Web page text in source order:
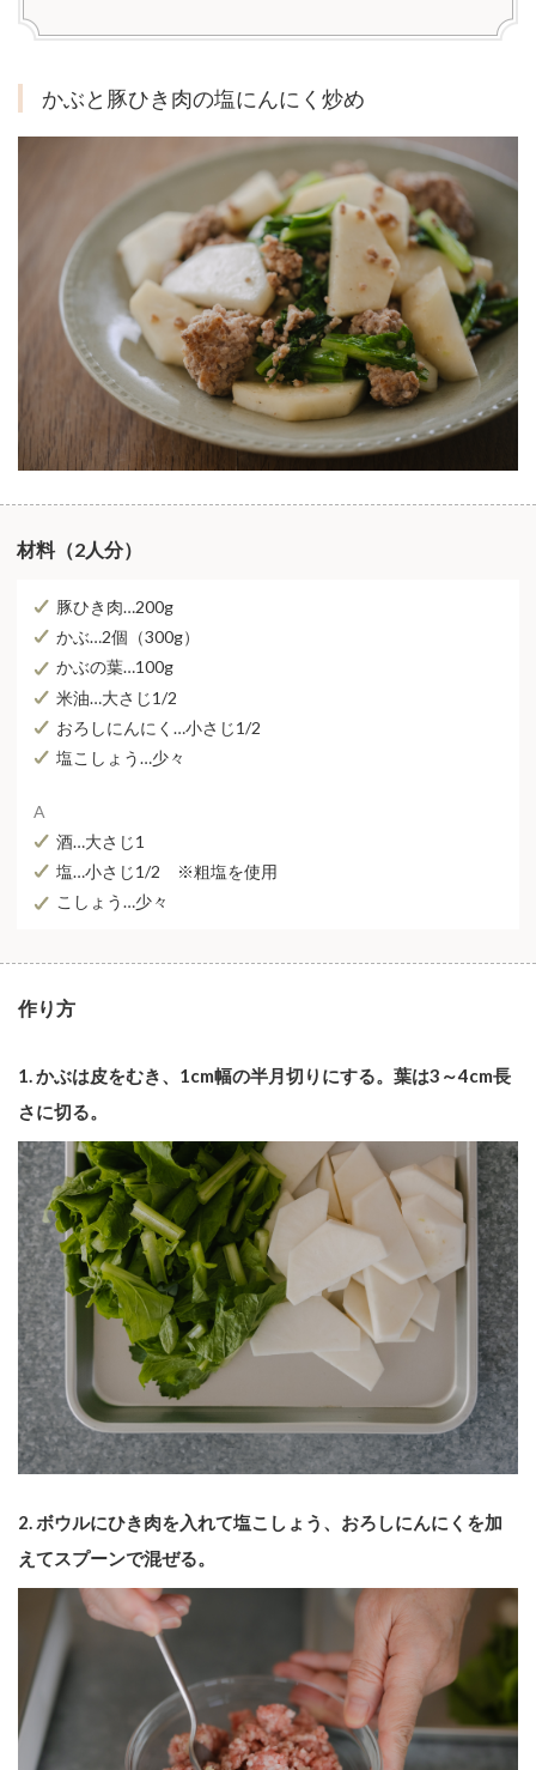
かぶと豚ひき肉の塩にんにく炒め
材料（2人分）
豚ひき肉…200g
かぶ…2個（300g）
かぶの葉…100g
米油…大さじ1/2
おろしにんにく…小さじ1/2
塩こしょう…少々
A
酒…大さじ1
塩…小さじ1/2 ※粗塩を使用
こしょう…少々
作り方
1. かぶは皮をむき、1cm幅の半月切りにする。葉は3～4cm長
さに切る。
2. ボウルにひき肉を入れて塩こしょう、おろしにんにくを加
えてスプーンで混ぜる。